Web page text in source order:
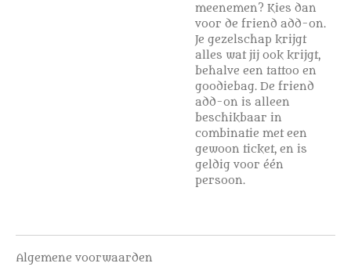
meenemen? Kies dan
voor de friend add-on.
Je gezelschap krijgt
alles wat jij ook krijgt,
behalve een tattoo en
goodiebag. De friend
add-on is alleen
beschikbaar in
combinatie met een
gewoon ticket, en is
geldig voor één
persoon.
Algemene voorwaarden